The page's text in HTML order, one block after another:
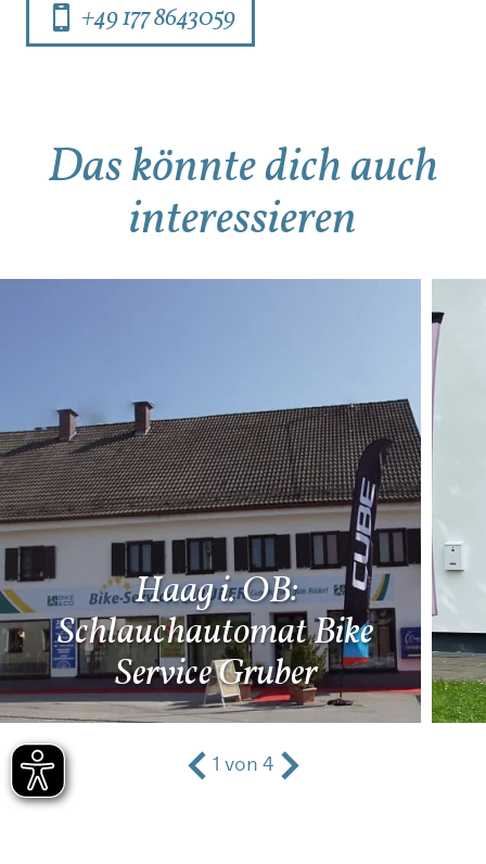
+49 177 8643059
Das könnte dich auch
interessieren
Haag i. OB:
Schlauchautomat Bike
Service Gruber
1 von 4